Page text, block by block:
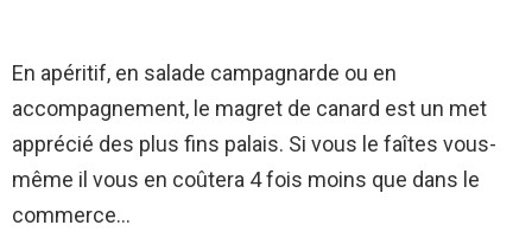
En apéritif, en salade campagnarde ou en
accompagnement, le magret de canard est un met
apprécié des plus fins palais. Si vous le faîtes vous-
même il vous en coûtera 4 fois moins que dans le
commerce…